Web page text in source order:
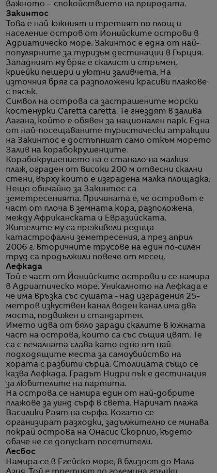
важното – спокойствието на природата.
Закинтос
Това е най-южният и третият по площ и
население остров от Йонийските острови в
Адриатическо море. Закинтос е една от най-
популярните за туризъм дестинации в Гърция.
Западният му бряг е скалист и стръмен,
криейки пещери и уютни заливчета. На
източния бряг са разположени красиви плажове
с пясък.
Символ на острова са застрашените морски
костенурки Caretta caretta. Те гнездят в залива
Лагана, който е обявен за национален парк. Една
от най-посещаваните туристически атракции
на Закинтос е достъпният само откъм морето
Залив на корабокрушенците.
Корабокрушението на е станало на малкия
плаж, ограден от високи 200 м отвесни скални
стени, върху които е изградена малка площадка.
Нещо обичайно за Закинтос са
земетресенията. Причината е, че островът е
част от плоча в земната кора, разположена
между Африканската и Евразийската.
Жителите му са преживели редица
катастрофални земетресения, а през април
2006 г. вторичните трусове на един по-силен
труд са продължили повече от месец.
Лефкада
Той е част от Йонийските острови и се намира
в Адриатическо море. Уникалното на Лефкада е
че има връзка със сушата - над изградения 25-
метров изкуствен канал воден канал има два
моста, подвижен и стандартен.
Името идва от бяло заради скалите в южната
част на острова, които са със същия цвят. Те
са с печалната слава като едно от най-
подходящите места за самоубийство на
хората с разбити сърца. Столицата също се
казва Лефкада. Градът Нидри пък е дестинация
за любителите на партита.
На острова се намира един от най-добрите
плажове за уинд сърф в света. Наричат плажа
Василики Раят на сърфа. Когато се
организират разходки, задължително се минава
покрай острова на Онасис Скорпио, където
обаче не се допускат посетители.
Лесбос
Намира се в Егейско море, в близост до Мала